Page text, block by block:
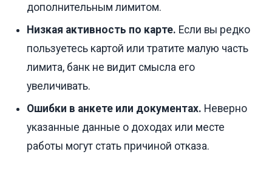
дополнительным лимитом.
Низкая активность по карте. Если вы редко
пользуетесь картой или тратите малую часть
лимита, банк не видит смысла его
увеличивать.
Ошибки в анкете или документах. Неверно
указанные данные о доходах или месте
работы могут стать причиной отказа.